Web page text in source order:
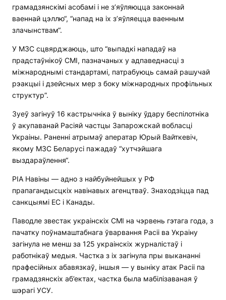
грамадзянскімі асобамі і не з’яўляюцца законнай
ваеннай цэллю“, “напад на іх з’яўляецца ваенным
злачынствам“.
У МЗС сцвярджаюць, што “выпадкі нападаў на
прадстаўнікоў СМІ, пазначаных у адпаведнасці з
міжнароднымі стандартамі, патрабуюць самай рашучай
рэакцыі і дзейсных мер з боку міжнародных профільных
структур”.
Зуеў загінуў 16 кастрычніка ў выніку ўдару беспілотніка
ў акупаванай Расіяй частцы Запарожскай вобласці
Украіны. Раненні атрымаў аператар Юрый Вайткевіч,
якому МЗС Беларусі пажадаў “хутчэйшага
выздараўлення“.
РІА Навіны — адно з найбуйнейшых у РФ
прапагандысцкіх навінавых агенцтваў. Знаходзіцца пад
санкцыямі ЕС і Канады.
Паводле звестак украінскіх СМІ на чэрвень гэтага года, з
пачатку поўнамаштабнага ўварвання Расіі ва Украіну
загінула не менш за 125 украінскіх журналістаў і
работнікаў медыя. Частка з іх загінула пры выкананні
прафесійных абавязкаў, іншыя — у выніку атак Расіі па
грамадзянскіх аб’ектах, частка была мабілізаваная ў
шэрагі УСУ.